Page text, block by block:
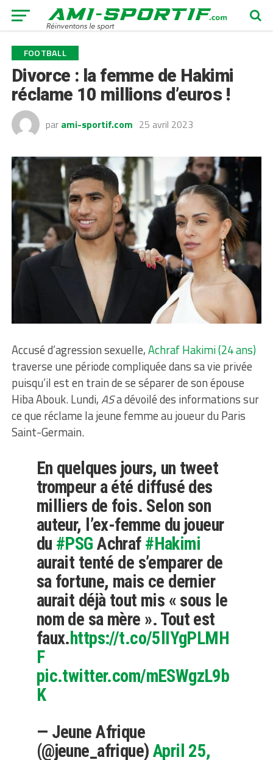
FOOTBALL
Divorce : la femme de Hakimi
réclame 10 millions d’euros !
par ami-sportif.com 25 avril 2023
Accusé d’agression sexuelle,Achraf Hakimi (24 ans)
traverse une période compliquée dans sa vie privée
puisqu’il est en train de se séparer de son épouse
Hiba Abouk. Lundi,ASa dévoilé des informations sur
ce que réclame la jeune femme au joueur du Paris
Saint-Germain.
En quelques jours, un tweet
trompeur a été diffusé des
milliers de fois. Selon son
auteur, l’ex-femme du joueur
du #PSG Achraf #Hakimi
aurait tenté de s’emparer de
sa fortune, mais ce dernier
aurait déjà tout mis « sous le
nom de sa mère ». Tout est
faux.https://t.co/5lIYgPLMH
F
pic.twitter.com/mESWgzL9b
K
— Jeune Afrique
(@jeune_afrique) April 25,